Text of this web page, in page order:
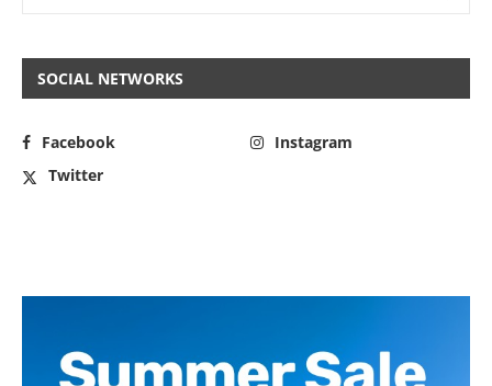
SOCIAL NETWORKS
Facebook
Instagram
Twitter